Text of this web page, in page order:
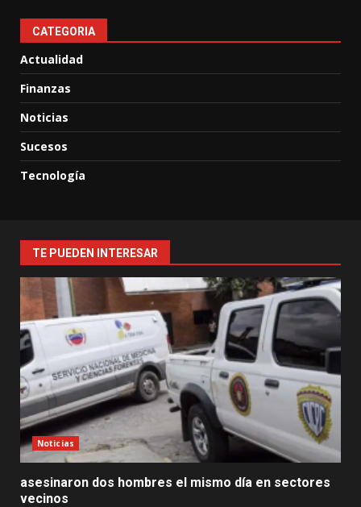
CATEGORIA
Actualidad
Finanzas
Noticias
Sucesos
Tecnología
TE PUEDEN INTERESAR
Noticias
asesinaron dos hombres el mismo día en sectores
vecinos